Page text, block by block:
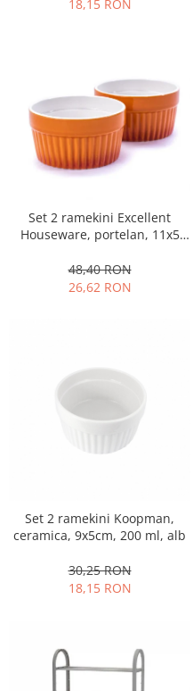
Rafturi
Ustensile pentru gatit
Ascutitori cutite
Cutite
Foarfece alimentare
Mojare
Perii si bureti
Polonice, clesti, spatule, linguri
Seturi ustensile bucatarie
Strecuratori
Tocatoare de bucatarie
Arzatoare
Cantare de bucatarie
Prosoape bucatarie
Seturi cutite
18,15 RON
Set 2 ramekini Excellent
Houseware, portelan, 11x5
48,40 RON
26,62 RON
Set 2 ramekini Koopman,
ceramica, 9x5cm, 200 ml, alb
30,25 RON
18,15 RON